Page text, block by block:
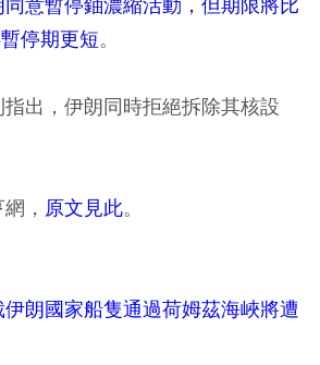
停期更短。
指出，伊朗同時拒絕拆除其核設
， 原文見此。
朗國家船隻通過荷姆茲海峽將遭